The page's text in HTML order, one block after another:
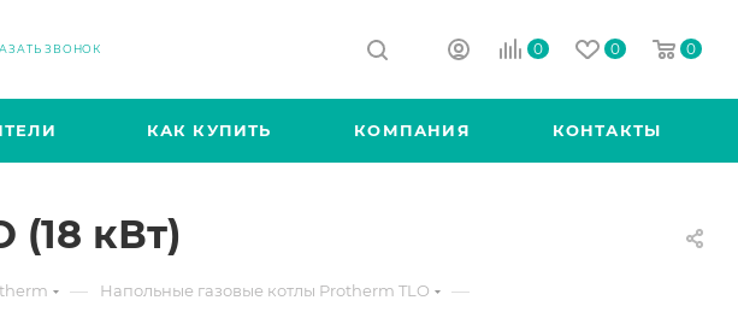
ЗВОНОК 0 0 0
КАК КУПИТЬ КОМПАНИЯ КОНТАКТЫ
(18 кВт)
— Напольные газовые котлы Protherm TLO —